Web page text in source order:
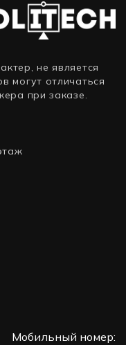
не является
могут отличаться
при заказе.
Мобильный номер: